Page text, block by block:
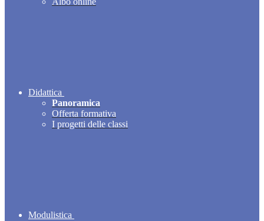
Didattica
Panoramica
Offerta formativa
I progetti delle classi
Modulistica